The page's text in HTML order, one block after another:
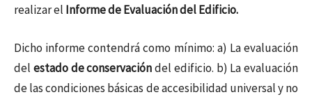
realizar el Informe de Evaluación del Edificio.
Dicho informe contendrá como mínimo: a) La evaluación
del estado de conservacióndel edificio. b) La evaluación
de las condiciones básicas de accesibilidad universal y no